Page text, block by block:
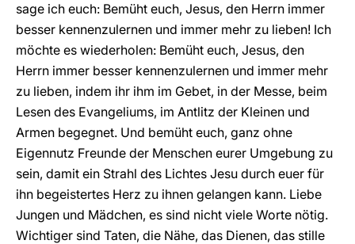
sage ich euch: Bemüht euch, Jesus, den Herrn immer
besser kennenzulernen und immer mehr zu lieben! Ich
möchte es wiederholen: Bemüht euch, Jesus, den
Herrn immer besser kennenzulernen und immer mehr
zu lieben, indem ihr ihm im Gebet, in der Messe, beim
Lesen des Evangeliums, im Antlitz der Kleinen und
Armen begegnet. Und bemüht euch, ganz ohne
Eigennutz Freunde der Menschen eurer Umgebung zu
sein, damit ein Strahl des Lichtes Jesu durch euer für
ihn begeistertes Herz zu ihnen gelangen kann. Liebe
Jungen und Mädchen, es sind nicht viele Worte nötig.
Wichtiger sind Taten, die Nähe, das Dienen, das stille